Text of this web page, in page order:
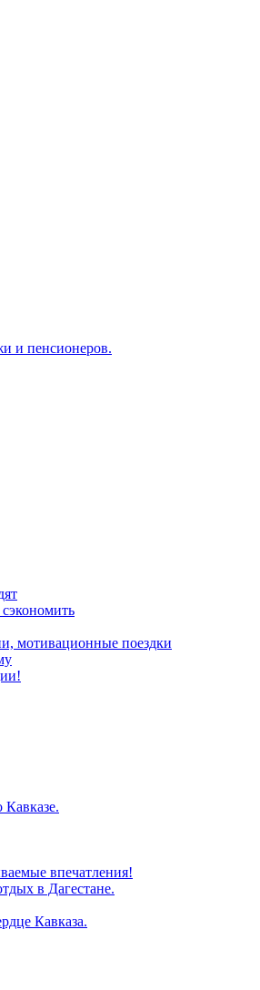
и пенсионеров.
мотивационные поездки
Кавказе.
впечатления!
в Дагестане.
Кавказа.